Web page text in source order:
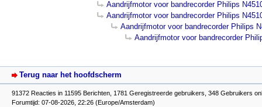
Aandrijfmotor voor bandrecorder Philips
Aandrijfmotor voor bandrecorder Philips
Aandrijfmotor voor bandrecorder Philips
Aandrijfmotor voor bandrecorder
Terug naar het hoofdscherm
91372 Reacties in 11595 Berichten, 1781 Geregistreerde gebruikers, 348 Gebruikers
Forumtijd: 07-08-2026, 22:26 (Europe/Amsterdam)